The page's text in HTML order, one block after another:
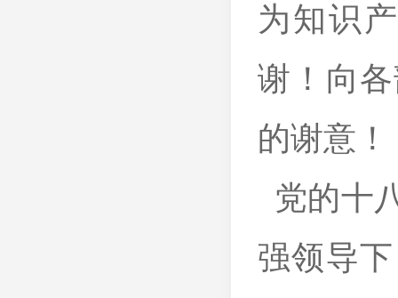
为知识
谢！向
的谢意！
党的十
强领导